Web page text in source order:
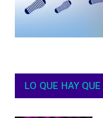
LO QUE HAY QUE